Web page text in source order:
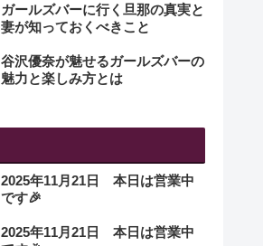
ガールズバーに行く旦那の真実と
妻が知っておくべきこと
谷沢優奈が魅せるガールズバーの
魅力と楽しみ方とは
2025年11月21日 本日は営業中
です🎉
2025年11月21日 本日は営業中